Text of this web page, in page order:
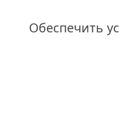
Обеспечить